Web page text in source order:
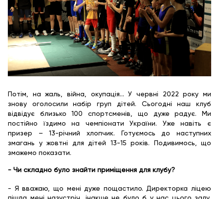
Потім, на жаль, війна, окупація... У червні 2022 року ми
знову оголосили набір груп дітей. Сьогодні наш клуб
відвідує близько 100 спортсменів, що дуже радує. Ми
постійно їздимо на чемпіонати України. Уже навіть є
призер – 13-річний хлопчик. Готуємось до наступних
змагань у жовтні для дітей 13-15 років. Подивимось, що
зможемо показати.
- Чи складно було знайти приміщення для клубу?
- Я вважаю, що мені дуже пощастило. Директорка ліцею